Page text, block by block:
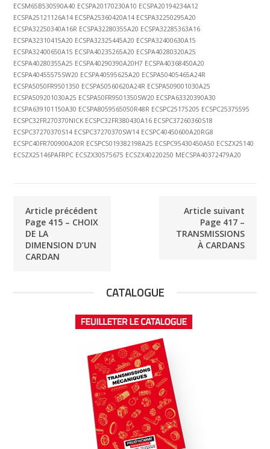
ECSM65B530590A40 ECSPA20170230A10 ECSPA20194234A12
ECSPA25121126A14 ECSPA25360420A14 ECSPA32250295A20
ECSPA32250340A16R ECSPA32280355A20 ECSPA32285363A16
ECSPA32310415A20 ECSPA32325445A20 ECSPA32400630A15
ECSPA32400650A15 ECSPA40235265A20 ECSPA40280320A25
ECSPA40280355A25 ECSPA40290390A20H7 ECSPA40368450A20
ECSPA40455575SW20 ECSPA40595625A20 ECSPA50405465A24R
ECSPA5050FR9501350 ECSPA50560620A24R ECSPA509001030A25
ECSPA509201030A25 ECSPA50FR9501350SW20 ECSPA63320390A30
ECSPA639101150A30 ECSPA8059565050R48R ECSPC25175205 ECSPC25375595
ECSPC32FR270370NICK ECSPC32FR380430A16 ECSPC37260360S18
ECSPC37270370S14 ECSPC37270370SW14 ECSPC40450600A20RG8
ECSPC40FR700900A20R ECSPC5019382198A25 ECSPC95430450A50 ECSZX25140
ECSZX25146PAFRPC ECSZX30575675 ECSZX40220250 MECSPA40372479A20
Article précédent
Page 415 – CHOIX
DE LA
DIMENSION D’UN
CARDAN
Article suivant
Page 417 –
TRANSMISSIONS
À CARDANS
CATALOGUE